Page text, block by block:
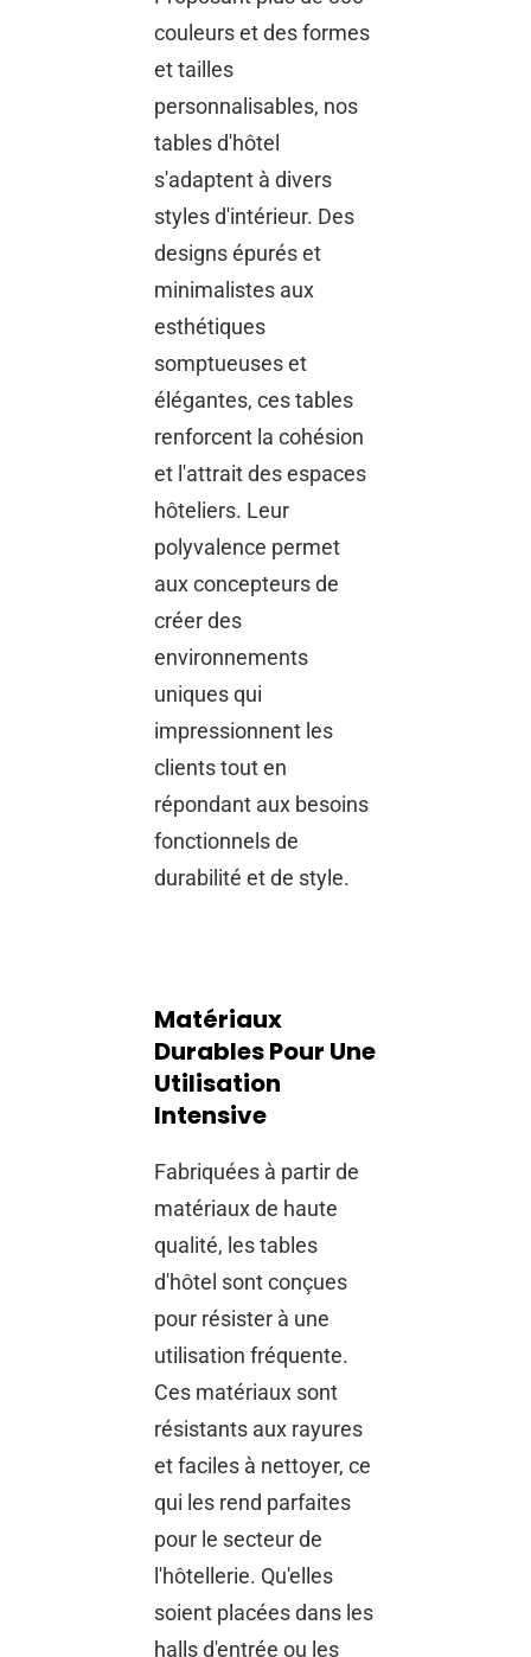
couleurs et des formes
et tailles
personnalisables, nos
tables d'hôtel
s'adaptent à divers
styles d'intérieur. Des
designs épurés et
minimalistes aux
esthétiques
somptueuses et
élégantes, ces tables
renforcent la cohésion
et l'attrait des espaces
hôteliers. Leur
polyvalence permet
aux concepteurs de
créer des
environnements
uniques qui
impressionnent les
clients tout en
répondant aux besoins
fonctionnels de
durabilité et de style.
Matériaux
Durables Pour Une
Utilisation
Intensive
Fabriquées à partir de
matériaux de haute
qualité, les tables
d'hôtel sont conçues
pour résister à une
utilisation fréquente.
Ces matériaux sont
résistants aux rayures
et faciles à nettoyer, ce
qui les rend parfaites
pour le secteur de
l'hôtellerie. Qu'elles
soient placées dans les
halls d'entrée ou les